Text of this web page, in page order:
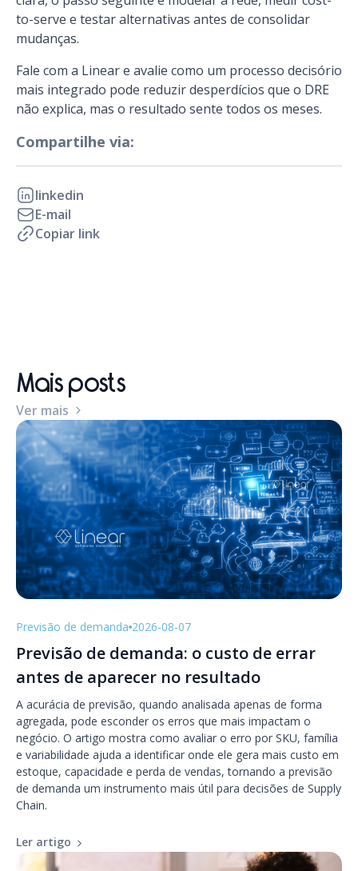
to-serve e testar alternativas antes de consolidar
mudanças.
Fale com a Linear e avalie como um processo decisório
mais integrado pode reduzir desperdícios que o DRE
não explica, mas o resultado sente todos os meses.
Compartilhe via:
linkedin
E-mail
Copiar link
Mais posts
Ver mais
Previsão de demanda 2026-08-07
Previsão de demanda: o custo de errar
antes de aparecer no resultado
A acurácia de previsão, quando analisada apenas de forma
agregada, pode esconder os erros que mais impactam o
negócio. O artigo mostra como avaliar o erro por SKU, família
e variabilidade ajuda a identificar onde ele gera mais custo em
estoque, capacidade e perda de vendas, tornando a previsão
de demanda um instrumento mais útil para decisões de Supply
Chain.
Ler artigo